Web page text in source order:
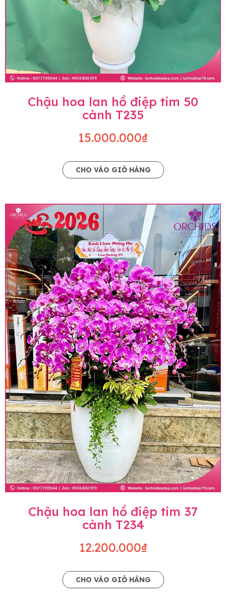
Chậu hoa lan hồ điệp tím 50
cành T235
15.000.000₫
CHO VÀO GIỎ HÀNG
Chậu hoa lan hồ điệp tím 37
cành T234
12.200.000₫
CHO VÀO GIỎ HÀNG